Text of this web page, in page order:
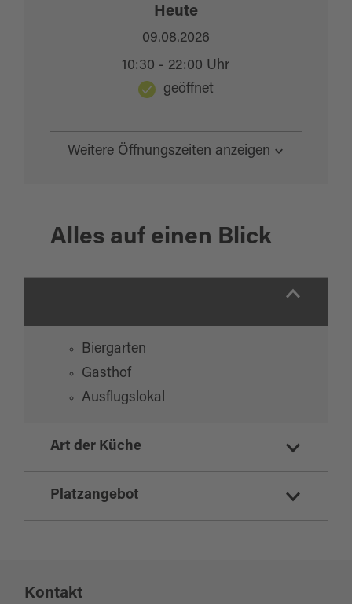
Weitere Öffnungszeiten anzeigen
Heute
09.08.2026
10:30 - 22:00 Uhr
geöffnet
Alles auf einen Blick
Biergarten
Gasthof
Ausflugslokal
Art der Küche
deutsch
vegetarisch
Platzangebot
Sitzplätze Außenbereich:
Kontakt